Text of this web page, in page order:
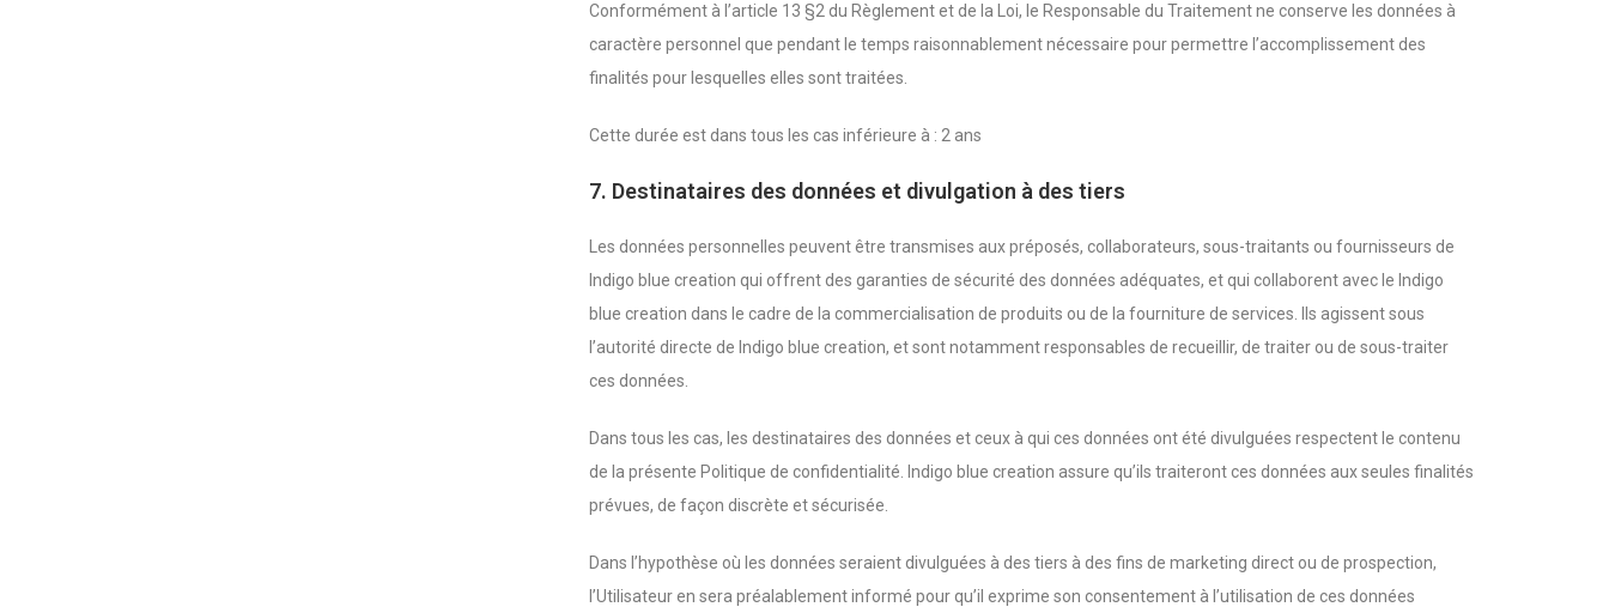
Conformément à l’article 13 §2 du Règlement et de la Loi, le Responsable du Traitement ne conserve les données à
caractère personnel que pendant le temps raisonnablement nécessaire pour permettre l’accomplissement des
finalités pour lesquelles elles sont traitées.
Cette durée est dans tous les cas inférieure à : 2 ans
7. Destinataires des données et divulgation à des tiers
Les données personnelles peuvent être transmises aux préposés, collaborateurs, sous-traitants ou fournisseurs de
Indigo blue creation qui offrent des garanties de sécurité des données adéquates, et qui collaborent avec le Indigo
blue creation dans le cadre de la commercialisation de produits ou de la fourniture de services. Ils agissent sous
l’autorité directe de Indigo blue creation, et sont notamment responsables de recueillir, de traiter ou de sous-traiter
ces données.
Dans tous les cas, les destinataires des données et ceux à qui ces données ont été divulguées respectent le contenu
de la présente Politique de confidentialité. Indigo blue creation assure qu’ils traiteront ces données aux seules finalités
prévues, de façon discrète et sécurisée.
Dans l’hypothèse où les données seraient divulguées à des tiers à des fins de marketing direct ou de prospection,
l’Utilisateur en sera préalablement informé pour qu’il exprime son consentement à l’utilisation de ces données